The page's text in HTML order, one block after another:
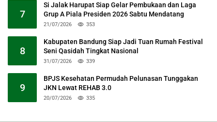
7
Si Jalak Harupat Siap Gelar Pembukaan dan Laga
Grup A Piala Presiden 2026 Sabtu Mendatang
21/07/2026 353
8
Kabupaten Bandung Siap Jadi Tuan Rumah Festival
Seni Qasidah Tingkat Nasional
31/07/2026 339
9
BPJS Kesehatan Permudah Pelunasan Tunggakan
JKN Lewat REHAB 3.0
20/07/2026 335